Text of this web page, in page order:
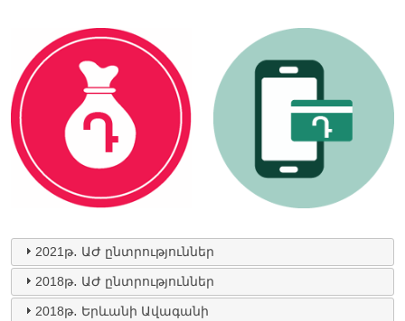
2021թ․ ԱԺ ընտրություններ
2018թ․ ԱԺ ընտրություններ
2018թ․ Երևանի Ավագանի